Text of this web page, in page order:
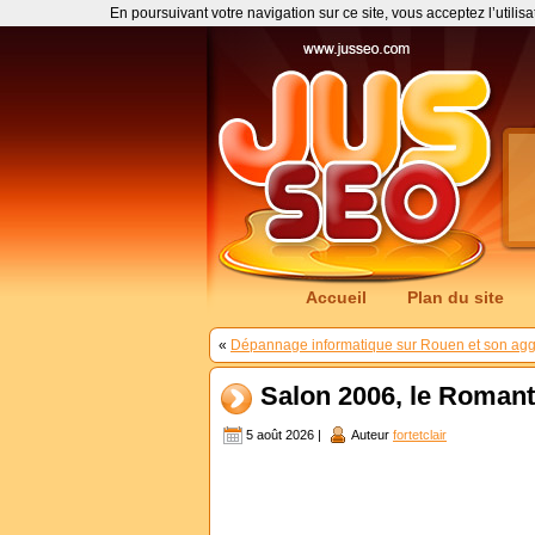
Accueil Plan du site
« Dépannage informatique sur Rouen et son
Salon 2006, le
5 août 2026 | Auteur fortetclair
En poursuivant votre navigation sur ce site, vous acceptez